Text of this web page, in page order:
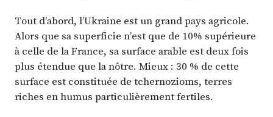
Tout d’abord, l’Ukraine est un grand pays agricole.
Alors que sa superficie n’est que de 10% supérieure
à celle de la France, sa surface arable est deux fois
plus étendue que la nôtre. Mieux : 30 % de cette
surface est constituée de tchernozioms, terres
riches en humus particulièrement fertiles.